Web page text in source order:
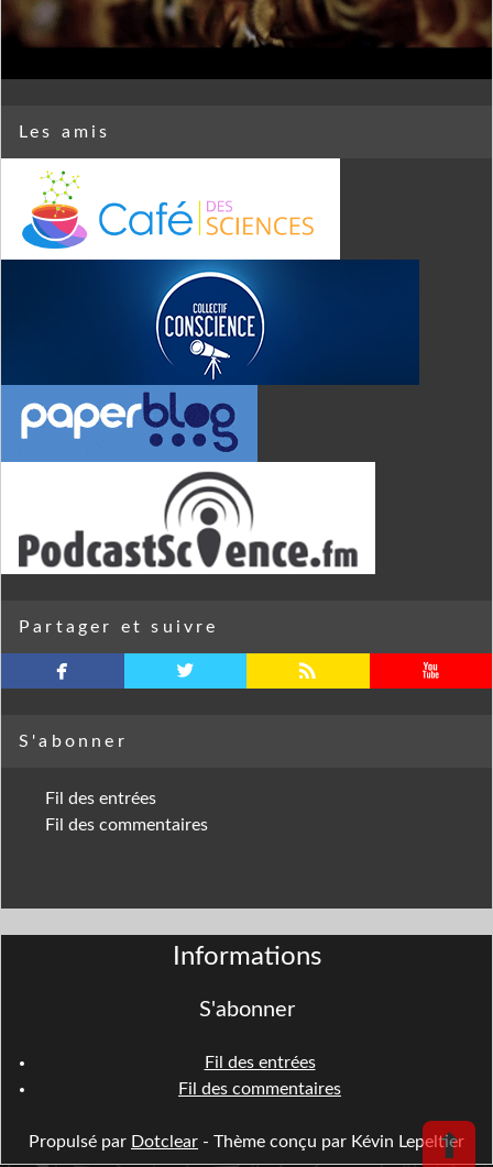
Les amis
Partager et suivre
facebook twitterbird rss youtube
S'abonner
Fil des entrées
Fil des commentaires
⬆
Informations
S'abonner
Fil des entrées
Fil des commentaires
Propulsé par Dotclear - Thème conçu par Kévin Lepeltier